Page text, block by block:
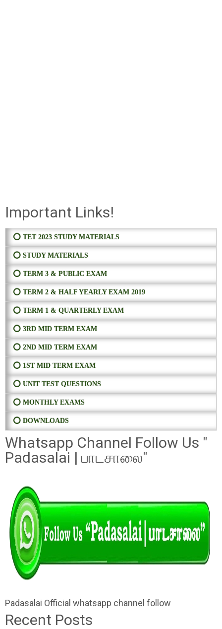
Important Links!
⭕ TET 2023 STUDY MATERIALS
⭕ STUDY MATERIALS
⭕ TERM 3 & PUBLIC EXAM
⭕ TERM 2 & HALF YEARLY EXAM 2019
⭕ TERM 1 & QUARTERLY EXAM
⭕ 3RD MID TERM EXAM
⭕ 2ND MID TERM EXAM
⭕ 1ST MID TERM EXAM
⭕ UNIT TEST QUESTIONS
⭕ MONTHLY EXAMS
⭕ DOWNLOADS
Whatsapp Channel Follow Us "
Padasalai | பாடசாலை"
Padasalai Official whatsapp channel follow
Recent Posts